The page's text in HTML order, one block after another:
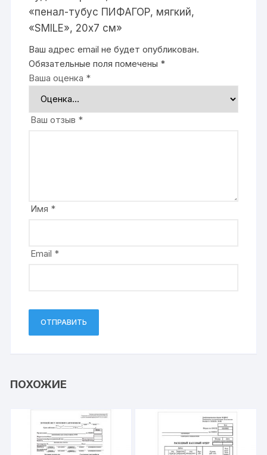
«пенал-тубус ПИФАГОР, мягкий,
«SMILE», 20х7 см»
Ваш адрес email не будет опубликован.
Обязательные поля помечены *
Ваша оценка *
Ваш отзыв *
Имя *
Email *
ПОХОЖИЕ